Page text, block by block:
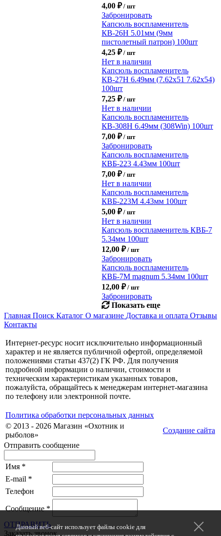
4,00 ₽/ шт
Забронировать
Капсюль воспламенитель
КВ-26Н 5.01мм (9мм
пистолетный патрон) 100шт
4,25 ₽/ шт
Нет в наличии
Капсюль воспламенитель
КВ-27Н 6.49мм (7.62х51 7.62х54)
100шт
7,25 ₽/ шт
Нет в наличии
Капсюль воспламенитель
КВ-308Н 6.49мм (308Win) 100шт
7,00 ₽/ шт
Забронировать
Капсюль воспламенитель
КВБ-223 4.43мм 100шт
7,00 ₽/ шт
Нет в наличии
Капсюль воспламенитель
КВБ-223М 4.43мм 100шт
5,00 ₽/ шт
Нет в наличии
Капсюль воспламенитель КВБ-7
5.34мм 100шт
12,00 ₽/ шт
Забронировать
Капсюль воспламенитель
КВБ-7М magnum 5.34мм 100шт
12,00 ₽/ шт
Забронировать
Показать еще
Главная Поиск Каталог О магазине Доставка и оплата Отзывы
Контакты
Интернет-ресурс носит исключительно информационный
характер и не является публичной офертой, определяемой
положениями статьи 437(2) ГК РФ. Для получения
подробной информации о наличии, стоимости и
техническим характеристикам указанных товаров,
пожалуйста, обращайтесь к менеджерам интернет-магазина
по телефону или электронной почте.
Политика обработки персональных данных
© 2013 - 2026 Магазин «Охотник и
рыболов»
Создание сайта
Отправить сообщение
Имя *
E-mail *
Телефон
Сообщение*
ОТПРАВИТЬ
Заказать звонок
Данный веб-сайт использует файлы cookie для